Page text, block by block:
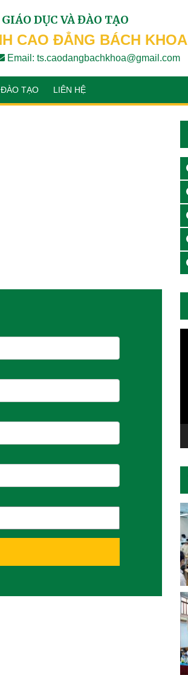
GIÁO DỤC VÀ ĐÀO TẠO
CAO ĐẲNG BÁCH KHOA
Email: ts.caodangbachkhoa@gmail.com
TẠO LIÊN HỆ